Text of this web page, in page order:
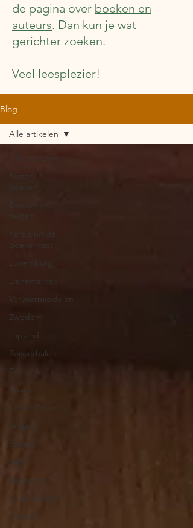
de pagina over boeken en
auteurs. Dan kun je wat
gerichter zoeken.
Veel leesplezier!
Blog
Alle artikelen
Reizen in
Boeken
Boeken in
Reizen
Parels uit de
boekenkast
Luxemburg
Denemarken
Vervoermiddelen
Zweden
Lapland
Reisverhalen
Frankrijk
Spanje
Koffer Columns
Ierland
Estland
Italië
Engeland
Over boeken
IJsland
Alle artikelen